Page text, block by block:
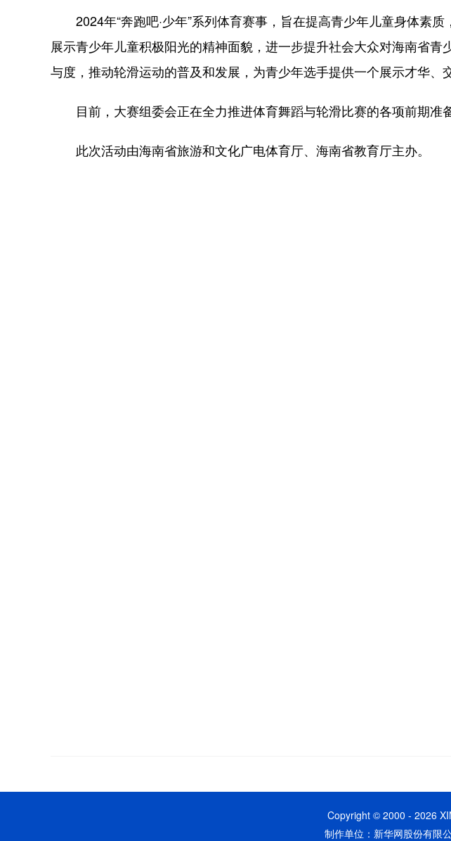
2024年“奔跑吧·少年”系列体育赛事，旨在提高青少年儿童身体素质
展示青少年儿童积极阳光的精神面貌，进一步提升社会大众对海南省青
与度，推动轮滑运动的普及和发展，为青少年选手提供一个展示才华、
目前，大赛组委会正在全力推进体育舞蹈与轮滑比赛的各项前期准
此次活动由海南省旅游和文化广电体育厅、海南省教育厅主办。
Copyright © 2000 - 2026
制作单位：新华网股份有